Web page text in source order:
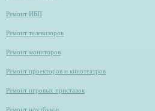
Ремонт ИБП
Ремонт телевизоров
Ремонт мониторов
Ремонт проекторов и кинотеатров
Ремонт игровых приставок
Ремонт ноутбуков